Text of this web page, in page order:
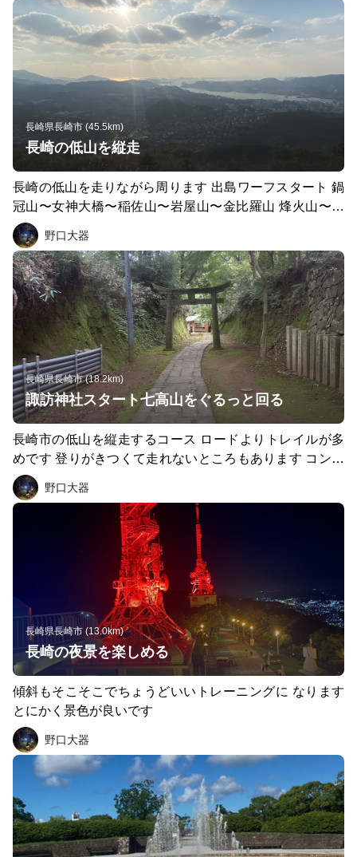
と感じました。。 頂上には展望台もあり、絶景ですので
是非。 獲得標高も稼げますし、下り坂トレにも良いか
と。
長崎県長崎市 (45.5km)
長崎の低山を縦走
長崎の低山を走りながら周ります 出島ワーフスタート 鍋
冠山〜女神大橋〜稲佐山〜岩屋山〜金比羅山 烽火山〜彦
山ー出島 8時間以上はかかるコースなので 装備はしっか
りと
野口大器
長崎県長崎市 (18.2km)
諏訪神社スタート七高山をぐるっと回る
長崎市の低山を縦走するコース ロードよりトレイルが多
めです 登りがきつくて走れないところもあります コンビ
ニなど寄れるところが少ないので 1リットル以上の水、携
帯食、エマージェンシート、ファースエイドキット、 な
どは最低持って行ったほうが良いです
野口大器
長崎県長崎市 (13.0km)
長崎の夜景を楽しめる
傾斜もそこそこでちょうどいいトレーニングに なります
とにかく景色が良いです
野口大器